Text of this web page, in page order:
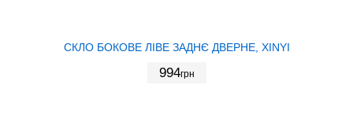
СКЛО БОКОВЕ ЛІВЕ ЗАДНЄ ДВЕРНЕ, XINYI
994грн